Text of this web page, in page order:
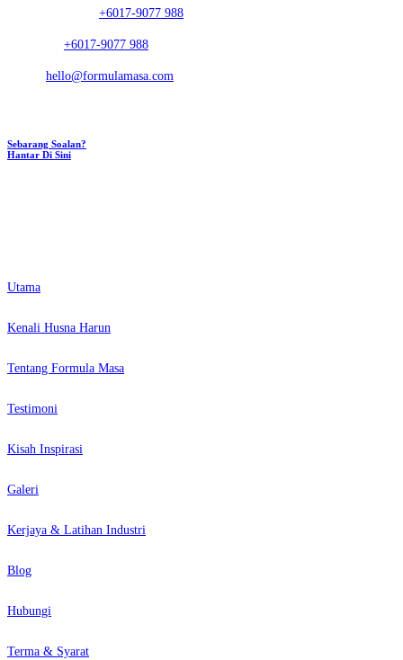
+6017-9077 988
+6017-9077 988
hello@formulamasa.com
Sebarang Soalan?
Hantar Di Sini
Utama
Kenali Husna Harun
Tentang Formula Masa
Testimoni
Kisah Inspirasi
Galeri
Kerjaya & Latihan Industri
Blog
Hubungi
Terma & Syarat